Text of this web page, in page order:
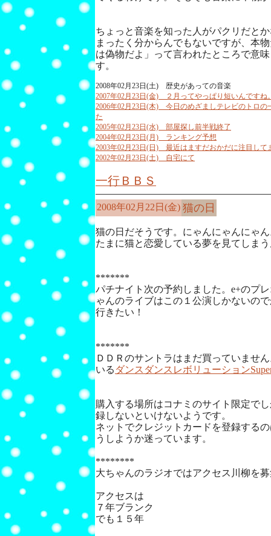
ちょっと音楽を知った人がパクリだと
まったく分からんでもないですが、本
は偽物だよ」って言われたところで意
す。
2008年02月23日(土) 歴史があっての音楽
2007年02月23日(金) ２月ってやっぱり短いんですね
2006年02月23日(木) 今日のめざましテレビのトロの
た
2005年02月23日(水) 部屋探し前半戦終了
2004年02月23日(月) ランキング予想
2003年02月23日(日) 最近はますだおかだに注目して
2002年02月23日(土) 自宅にて
一行ＢＢＳ
2008年02月22日(金) 猫の日
猫の日だそうです。にゃんにゃんにゃ
たまに猫と恋愛している夢を見てしま
*******
パチナイト次の予約しました。e+のプ
ゃんのライブはこの１公演しかないの
行きたい！
*******
ＤＤＲのサントラはまだ買っていませ
いる ダンスダンスレボリューション
購入する場所はコナミのサイト限定で
録しないといけないようです。
ネットでクレジットカードを登録する
うしようか迷っています。
********
大ちゃんのラジオではアクセス川柳を
アクセスは
７年ブランク
でも１５年